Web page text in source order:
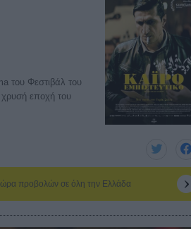
του Φεστιβάλ του
εποχή του
ώρα προβολών σε όλη την Ελλάδα